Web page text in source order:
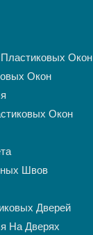
Окон
Окон
Окон
Швов
Дверей
На Дверях